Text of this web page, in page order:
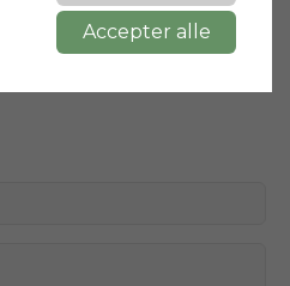
Accepter alle